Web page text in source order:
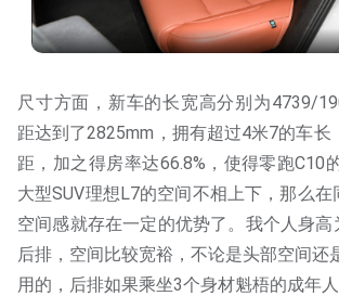
尺寸方面，新车的长宽高分别为4739/
距达到了2825mm，拥有超过4米7的车长
距，加之得房率达66.8%，使得零跑C10
大型SUV理想L7的空间不相上下，那么在
空间感就存在一定的优势了。我个人身
后排，空间比较宽裕，不论是头部空间还
用的，后排如果乘坐3个身材魁梧的成年人